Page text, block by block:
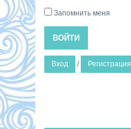
Запомнить меня
ВОЙТИ
Вход / Регистрация